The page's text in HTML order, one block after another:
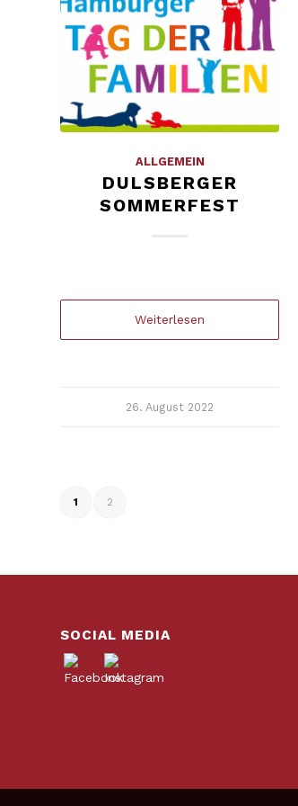
ALLGEMEIN
DULSBERGER
SOMMERFEST
Weiterlesen
26. August 2022
1 2
SOCIAL MEDIA